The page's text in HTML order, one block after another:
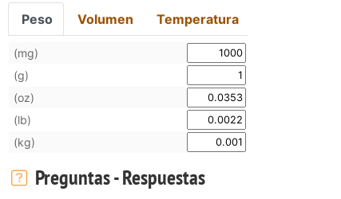
Peso Volumen Temperatura
(mg)
(g)
(oz)
(lb)
(kg)
Preguntas - Respuestas